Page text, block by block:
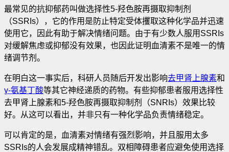
最常见的抗抑郁药叫做选择性5-羟色胺再摄取抑制剂
（SSRIs），它的作用是防止特定受体攫取这种化学品并迅速
使用它，因此有助于解决情绪问题。由于有少数人服用SSRIs
对缓解焦虑或抑郁没有效果，也因此证明血清素不是唯一的情
绪调节剂。
在明白这一事实后，科研人员随后开发出影响去甲肾上腺素和
γ-氨基丁酸等其它神经递质的药物。有些抑郁患者服用选择性
去甲肾上腺素和5-羟色胺再摄取抑制剂（SNRIs）效果比较
好。从这可以看出，并非只有一种化学品负责情绪稳定。
可以肯定的是，血清素对情绪有强烈影响，并且服用太多
SSRIs的人会发展成精神错乱。双相障碍患者应避免使用选择